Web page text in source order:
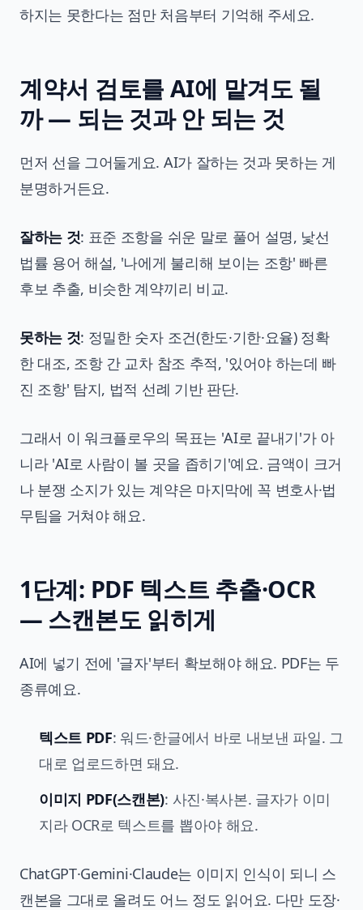
하지는 못한다는 점만 처음부터 기억해 주세요.
계약서 검토를 AI에 맡겨도 될
까 — 되는 것과 안 되는 것
먼저 선을 그어둘게요. AI가 잘하는 것과 못하는 게
분명하거든요.
잘하는 것: 표준 조항을 쉬운 말로 풀어 설명, 낯선
법률 용어 해설, '나에게 불리해 보이는 조항' 빠른
후보 추출, 비슷한 계약끼리 비교.
못하는 것: 정밀한 숫자 조건(한도·기한·요율) 정확
한 대조, 조항 간 교차 참조 추적, '있어야 하는데 빠
진 조항' 탐지, 법적 선례 기반 판단.
그래서 이 워크플로우의 목표는 'AI로 끝내기'가 아
니라 'AI로 사람이 볼 곳을 좁히기'예요. 금액이 크거
나 분쟁 소지가 있는 계약은 마지막에 꼭 변호사·법
무팀을 거쳐야 해요.
1단계: PDF 텍스트 추출·OCR
— 스캔본도 읽히게
AI에 넣기 전에 '글자'부터 확보해야 해요. PDF는 두
종류예요.
텍스트 PDF: 워드·한글에서 바로 내보낸 파일. 그
대로 업로드하면 돼요.
이미지 PDF(스캔본): 사진·복사본. 글자가 이미
지라 OCR로 텍스트를 뽑아야 해요.
ChatGPT·Gemini·Claude는 이미지 인식이 되니 스
캔본을 그대로 올려도 어느 정도 읽어요. 다만 도장·